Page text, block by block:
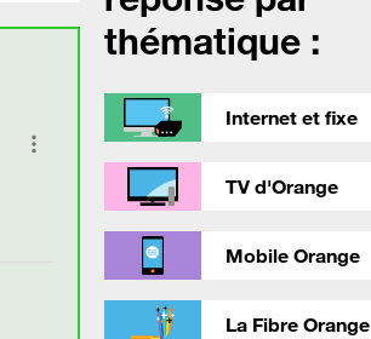
thématique :
Internet et fixe
TV d'Orange
Mobile Orange
La Fibre Orange